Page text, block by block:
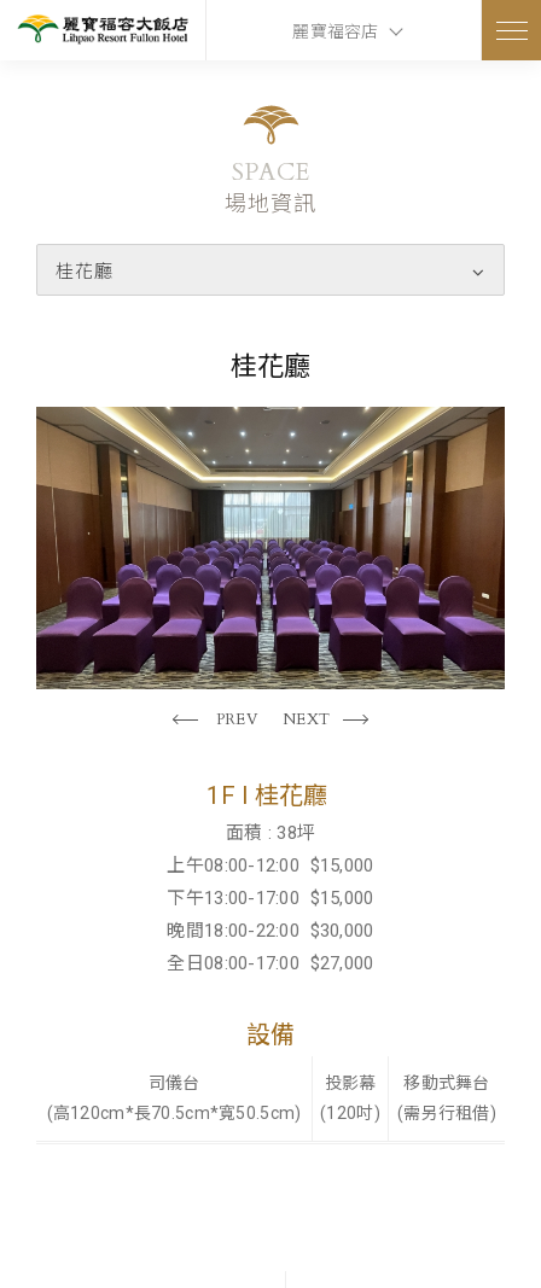
麗寶福容店
SPACE
場地資訊
桂花廳
桂花廳
PREV NEXT
1F l 桂花廳
面積 : 38坪
上午08:00-12:00 $15,000
下午13:00-17:00 $15,000
晚間18:00-22:00 $30,000
全日08:00-17:00 $27,000
設備
司儀台
(高120cm*長70.5cm*寬50.5cm)
投影幕
(120吋)
移動式舞台
(需另行租借)